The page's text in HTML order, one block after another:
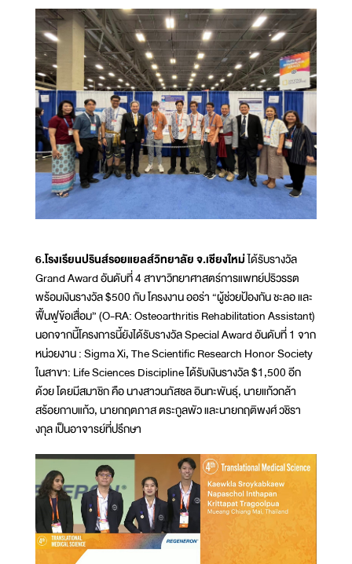
6.โรงเรียนปรินส์รอยแยลส์วิทยาลัย จ.เชียงใหม่ได้รับรางวัล
Grand Award อันดับที่ 4 สาขาวิทยาศาสตร์การแพทย์ปริวรรต
พร้อมเงินรางวัล $500 กับ โครงงาน ออร่า “ผู้ช่วยป้องกัน ชะลอ และ
ฟื้นฟูข้อเสื่อม” (O-RA: Osteoarthritis Rehabilitation Assistant)
นอกจากนี้โครงการนี้ยังได้รับรางวัล Special Award อันดับที่ 1 จาก
หน่วยงาน : Sigma Xi, The Scientific Research Honor Society
ในสาขา: Life Sciences Discipline ได้รับเงินรางวัล $1,500 อีก
ด้วย โดยมีสมาชิก คือ นางสาวนภัสชล อินทะพันธุ์, นายแก้วกล้า
สร้อยกาบแก้ว, นายกฤตภาส ตระกูลพัว และนายกฤติพงศ์ วชิรา
งกุล เป็นอาจารย์ที่ปรึกษา